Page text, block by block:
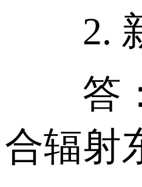
2. 新
答：
合辐射